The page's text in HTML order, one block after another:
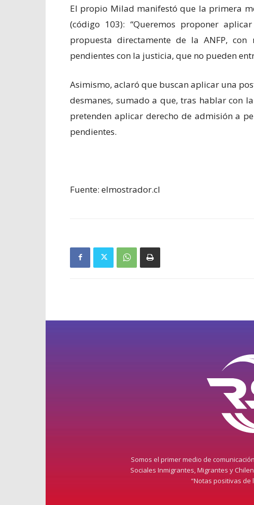
El propio Milad manifestó que la primera
(código 103): “Queremos proponer
propuesta directamente de la ANFP,
pendientes con la justicia, que no pueden
Asimismo, aclaró que buscan aplicar una
desmanes, sumado a que, tras hablar con
pretenden aplicar derecho de admisión a
pendientes.
Fuente: elmostrador.cl
Somos el primer medio de
Sociales Inmigrantes, Migrantes y
“Notas positivas de